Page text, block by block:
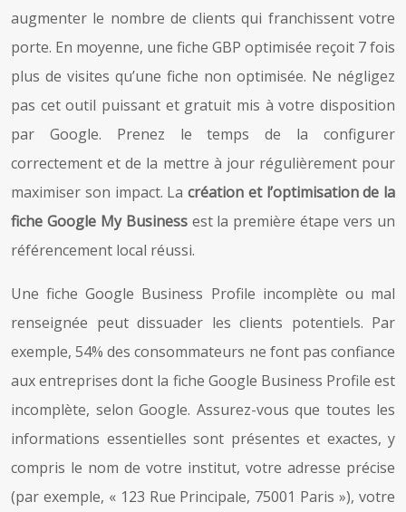
augmenter le nombre de clients qui franchissent votre
porte. En moyenne, une fiche GBP optimisée reçoit 7 fois
plus de visites qu’une fiche non optimisée. Ne négligez
pas cet outil puissant et gratuit mis à votre disposition
par Google. Prenez le temps de la configurer
correctement et de la mettre à jour régulièrement pour
maximiser son impact. La création et l’optimisation de la
fiche Google My Business est la première étape vers un
référencement local réussi.
Une fiche Google Business Profile incomplète ou mal
renseignée peut dissuader les clients potentiels. Par
exemple, 54% des consommateurs ne font pas confiance
aux entreprises dont la fiche Google Business Profile est
incomplète, selon Google. Assurez-vous que toutes les
informations essentielles sont présentes et exactes, y
compris le nom de votre institut, votre adresse précise
(par exemple, « 123 Rue Principale, 75001 Paris »), votre